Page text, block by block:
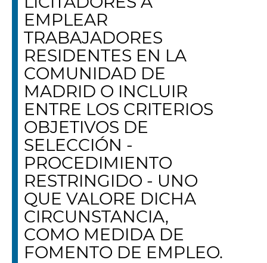
EMPLEAR
TRABAJADORES
RESIDENTES EN LA
COMUNIDAD DE
MADRID O INCLUIR
ENTRE LOS CRITERIOS
OBJETIVOS DE
SELECCIÓN -
PROCEDIMIENTO
RESTRINGIDO - UNO
QUE VALORE DICHA
CIRCUNSTANCIA,
COMO MEDIDA DE
FOMENTO DE EMPLEO.